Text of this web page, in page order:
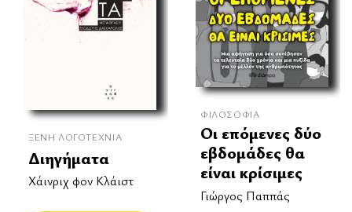
ΞΈΝΗ ΛΟΓΟΤΕΧΝΊΑ
Διηγήματα
Χάινριχ φον Κλάιστ
ΦΙΛΟΣΟΦΊΑ
Οι επόμενες δύο
εβδομάδες θα
είναι κρίσιμες
Γιώργος Παππάς